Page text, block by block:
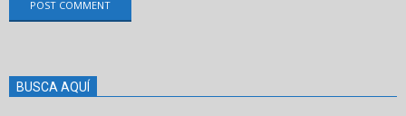
BUSCA AQUÍ